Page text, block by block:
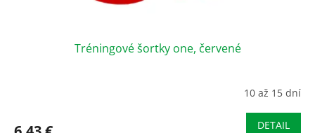
Tréningové šortky one, červené
10 až 15 dní
DETAIL